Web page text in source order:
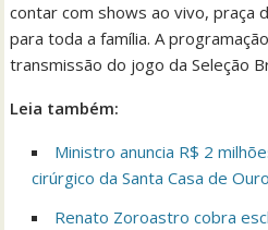
contar com shows ao vivo, praça
para toda a família. A
transmissão do jogo da Seleção
Leia também:
Ministro anuncia R$ 2
cirúrgico da Santa Casa de
Renato Zoroastro cobra